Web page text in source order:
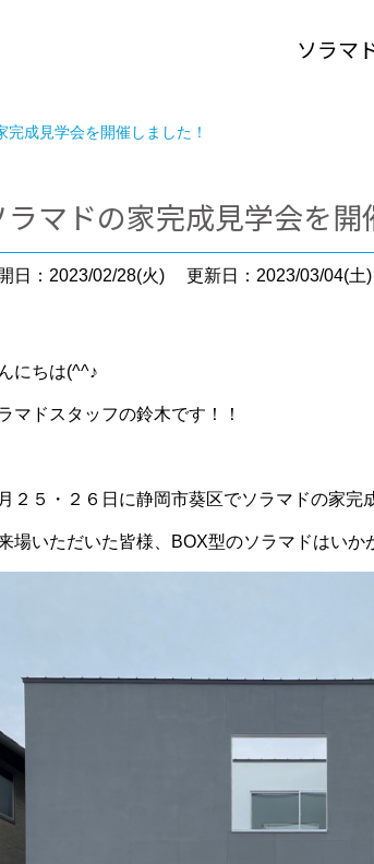
ソラマ
完成見学会を開催しました！
ラマドの家完成見学会を開
日：2023/02/28(火) 更新日：2023/03/04(土)
にちは(^^♪
マドスタッフの鈴木です！！
２５・２６日に静岡市葵区でソラマドの家完
場いただいた皆様、BOX型のソラマドはいか